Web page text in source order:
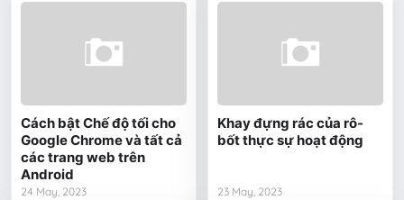
Cách bật Chế độ tối cho
Google Chrome và tất cả
các trang web trên
Android
24 May, 2023
Khay đựng rác của rô-
bốt thực sự hoạt động
23 May, 2023